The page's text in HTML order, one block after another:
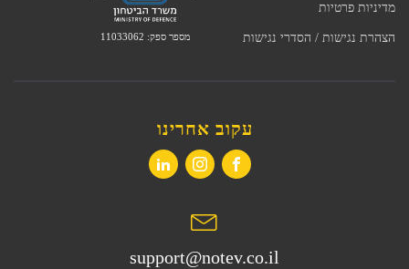
מדיניות פרטיות
הצהרת נגישות / הסדרי נגישות מספר ספק: 11033062
עקוב אחרינו
support@notev.co.il